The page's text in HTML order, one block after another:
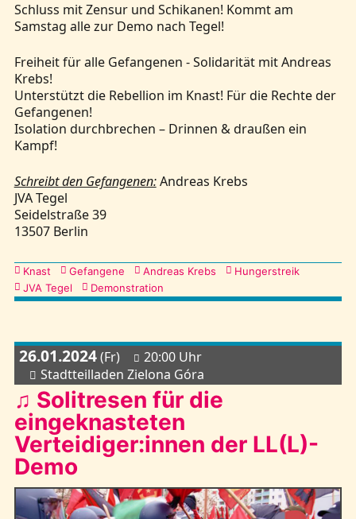
Schluss mit Zensur und Schikanen! Kommt am
Samstag alle zur Demo nach Tegel!
Freiheit für alle Gefangenen - Solidarität mit Andreas
Krebs!
Unterstützt die Rebellion im Knast! Für die Rechte der
Gefangenen!
Isolation durchbrechen – Drinnen & draußen ein
Kampf!
Schreibt den Gefangenen:Andreas Krebs
JVA Tegel
Seidelstraße 39
13507 Berlin
Kategorien
Knast Gefangene Andreas Krebs
Hungerstreik
JVA Tegel
Demonstration
26.01.2024(Fr)
20:00 Uhr
Stadtteilladen Zielona Góra
♫ Solitresen für die
eingeknasteten
Verteidiger:innen der LL(L)-
Demo